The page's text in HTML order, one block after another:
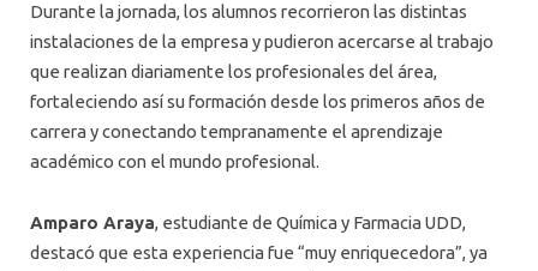
Durante la jornada, los alumnos recorrieron las distintas
instalaciones de la empresa y pudieron acercarse al trabajo
que realizan diariamente los profesionales del área,
fortaleciendo así su formación desde los primeros años de
carrera y conectando tempranamente el aprendizaje
académico con el mundo profesional.
Amparo Araya, estudiante de Química y Farmacia UDD,
destacó que esta experiencia fue “muy enriquecedora”, ya